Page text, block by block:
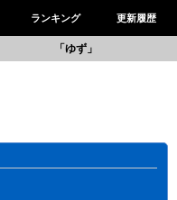
ランキング 更新履歴
「ゆず」